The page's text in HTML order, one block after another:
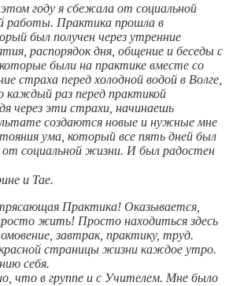
году я сбежала от социальной
работы. Практика прошла в
был получен через утренние
распорядок дня, общение и беседы с
были на практике вместе со
страха перед холодной водой в Волге,
каждый раз перед практикой
через эти страхи, начинаешь
создаются новые и нужные мне
ума, который все пять дней был
социальной жизни. И был радостен
и Тае.
Практика! Оказывается,
жить! Просто находиться здесь
завтрак, практику, труд.
страницы жизни каждое утро.
себя.
что в группе и с Учителем. Мне было